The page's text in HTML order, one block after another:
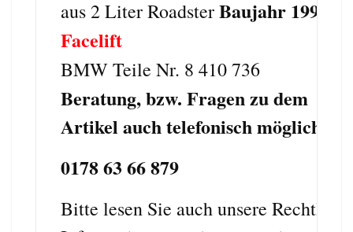
aus 2 Liter RoadsterBaujahr 1999
Facelift
BMW Teile Nr. 8 410 736
Beratung, bzw. Fragen zu dem
Artikel auch telefonisch möglich.
0178 63 66 879
Bitte lesen Sie auch unsere